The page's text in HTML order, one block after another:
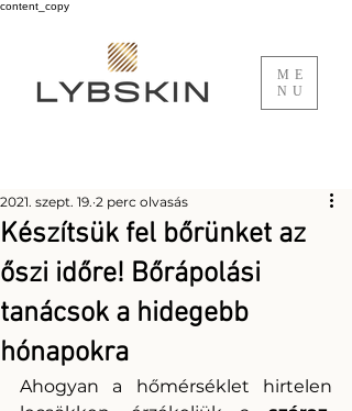
content_copy
ME
NU
Készítsük fel bőrünket az
őszi időre! Bőrápolási
tanácsok a hidegebb
hónapokra
2021. szept. 19. 2 perc olvasás
Ahogyan a hőmérséklet hirtelen